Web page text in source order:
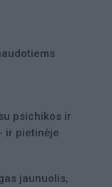
psichikos ir
ir pietinėje
jaunuolis,